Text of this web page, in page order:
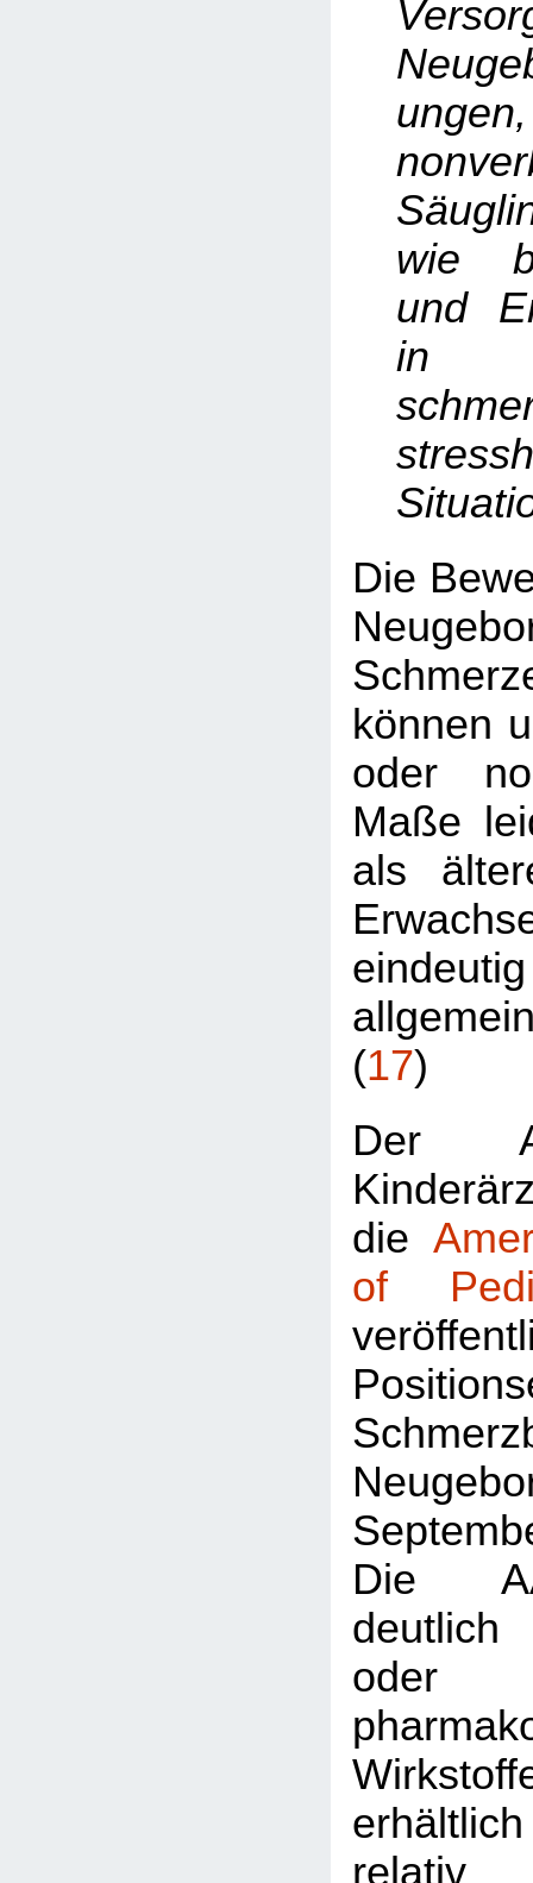
ungen,
wie
und
in
Die
können
oder
Maße
als
(17)
Der
die
of
Die
oder